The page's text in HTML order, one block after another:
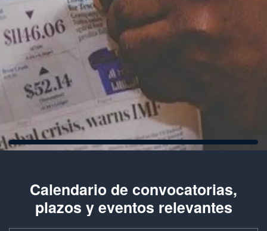
Calendario de convocatorias,
plazos y eventos relevantes